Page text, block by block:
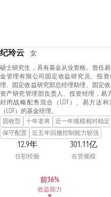
纪玲云 女
硕士研究生，具有基金从业资格。曾任
金管理有限公司固定收益研究员、投资
理、固定收益研究部总经理助理、固定
资产研究管理部负责人、投资经理，易
封闭战略配售混合（LOF）、易方达科
（LOF）的基金经理。
固收型
十年老将
近一年规模相对稳定
保守配置
近五年回撤控制能力较强
12.9年
任职经验
301.11亿
在管规模
前36%
收益能力